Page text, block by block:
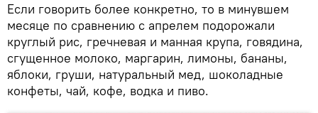
Если говорить более конкретно, то в минувшем
месяце по сравнению с апрелем подорожали
круглый рис, гречневая и манная крупа, говядина,
сгущенное молоко, маргарин, лимоны, бананы,
яблоки, груши, натуральный мед, шоколадные
конфеты, чай, кофе, водка и пиво.